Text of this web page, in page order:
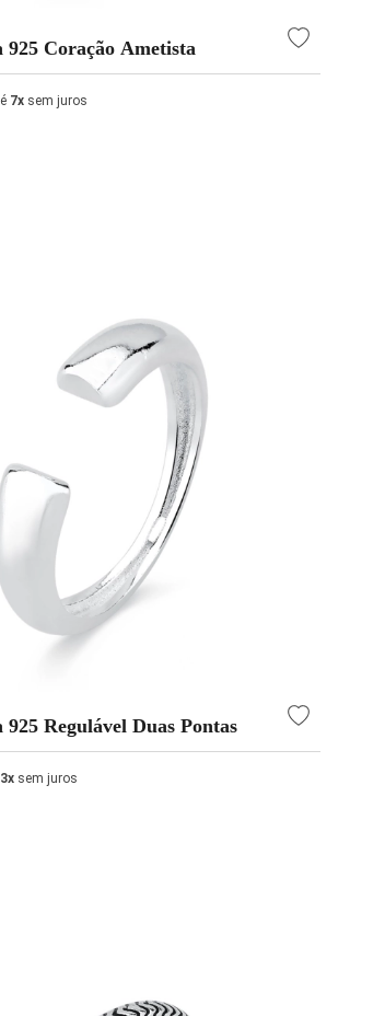
925 Coração Ametista
7x sem juros
Regulável Duas Pontas
3x sem juros